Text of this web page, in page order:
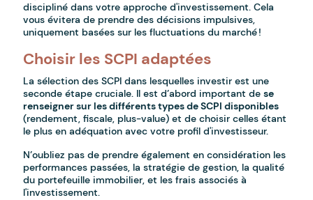
discipliné dans votre approche d'investissement. Cela
vous évitera de prendre des décisions impulsives,
uniquement basées sur les fluctuations du marché !
Choisir les SCPI adaptées
La sélection des SCPI dans lesquelles investir est une
seconde étape cruciale. Il est d’abord important dese
renseigner sur les différents types de SCPI disponibles
(rendement, fiscale, plus-value) et de choisir celles étant
le plus en adéquation avec votre profil d'investisseur.
N’oubliez pas de prendre également en considération les
performances passées, la stratégie de gestion, la qualité
du portefeuille immobilier, et les frais associés à
l'investissement.